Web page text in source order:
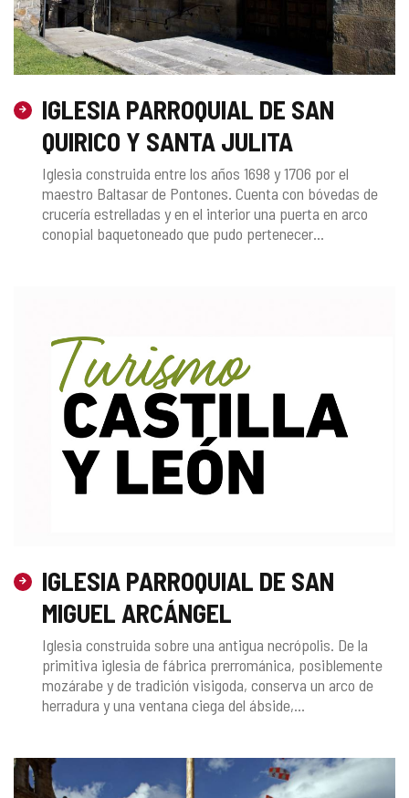
IGLESIA PARROQUIAL DE SAN
QUIRICO Y SANTA JULITA
Iglesia construida entre los años 1698 y 1706 por el
maestro Baltasar de Pontones. Cuenta con bóvedas de
crucería estrelladas y en el interior una puerta en arco
conopial baquetoneado que pudo pertenecer...
IGLESIA PARROQUIAL DE SAN
MIGUEL ARCÁNGEL
Iglesia construida sobre una antigua necrópolis. De la
primitiva iglesia de fábrica prerrománica, posiblemente
mozárabe y de tradición visigoda, conserva un arco de
herradura y una ventana ciega del ábside,...